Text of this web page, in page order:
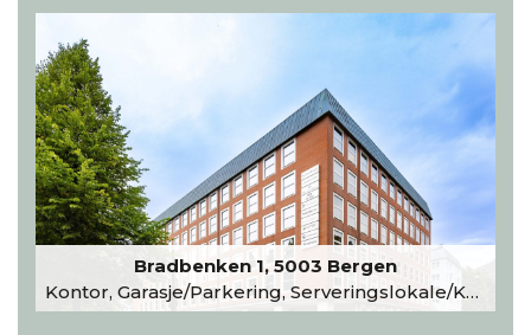
Bradbenken 1, 5003 Bergen
Kontor, Garasje/Parkering, Serveringslokale/Kantine, Undervisning/Arrangement